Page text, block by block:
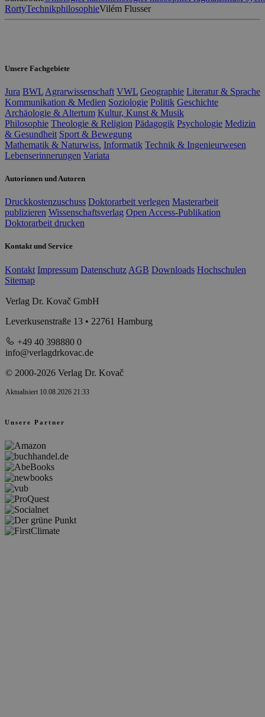
RortyTechnikphilosophieVilém Flusser
Unsere Fachgebiete
Jura BWL Agrarwissenschaft VWL Geographie Literatur & Sprache
Kommunikation & Medien Soziologie Politik Geschichte
Archäologie & Altertum Kultur, Kunst & Musik
Philosophie Theologie & Religion Pädagogik Psychologie Medizin
& Gesundheit Sport & Bewegung
Mathematik & Naturwiss. Informatik Technik & Ingenieurwesen
Lebenserinnerungen Variata
Autorinnen und Autoren
Druckkostenzuschuss Doktorarbeit verlegen Masterarbeit
publizieren Wissenschaftsverlag Open Access-Publikation
Doktorarbeit drucken
Kontakt und Service
Kontakt Impressum Datenschutz AGB Downloads Hochschulen
Sitemap
Verlag Dr. Kovač GmbH
Leverkusenstraße 13 • 22761 Hamburg
+49 40 398880 0
info@verlagdrkovac.de
© 2000-2026 Verlag Dr. Kovač
Aktualisiert 10.08.2026 21:33
Unsere Partner